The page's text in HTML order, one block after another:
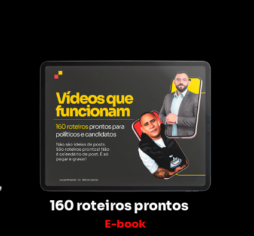
160 roteiros prontos
E-book